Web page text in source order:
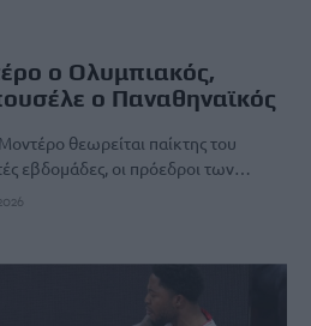
ο Ολυμπιακός,
ο Παναθηναϊκός
θεωρείται παίκτης του
εβδομάδες, οι πρόεδροι των…